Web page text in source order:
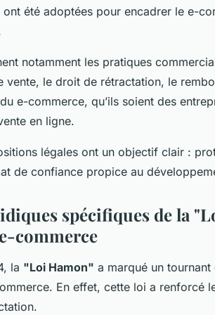
ont été adoptées pour encadrer le e-
notamment les pratiques
vente, le droit de rétractation, le
e-commerce, qu’ils soient des
en ligne.
légales ont un objectif clair :
de confiance propice au
spécifiques de la
commerce
la "Loi Hamon" a marqué un tournant
En effet, cette loi a renforcé